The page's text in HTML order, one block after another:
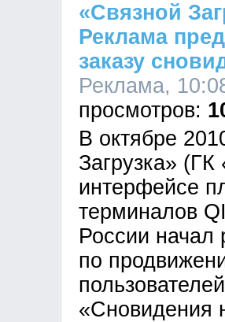
«Связной
Реклама
заказу
Реклама,
В октябре
Загрузка»
интерфейсе
терминалов
России начал
по
«Сновидения